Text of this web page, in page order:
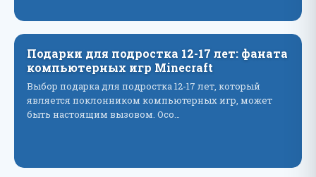
Подарки для подростка 12-17 лет: фаната
компьютерных игр Minecraft
Выбор подарка для подростка 12-17 лет, который
является поклонником компьютерных игр, может
быть настоящим вызовом. Осо…